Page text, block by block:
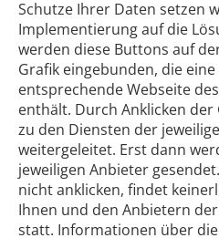
Schutze Ihrer Daten setzen
Implementierung auf die
werden diese Buttons auf
Grafik eingebunden, die
entsprechende Webseite
enthält. Durch Anklicken der
zu den Diensten der
weitergeleitet. Erst dann
jeweiligen Anbieter
nicht anklicken, findet
Ihnen und den Anbietern
statt. Informationen über